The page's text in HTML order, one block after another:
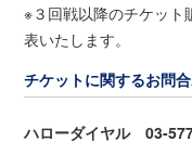
※３回戦以降のチケット
表いたします。
チケットに関するお問
ハローダイヤル 03-